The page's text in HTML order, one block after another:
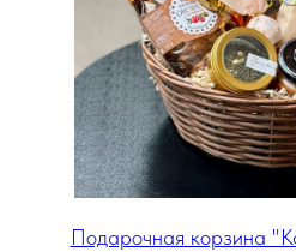
Подарочная корзина